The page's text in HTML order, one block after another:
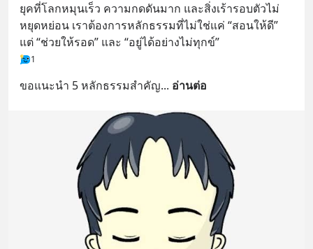
ยุคที่โลกหมุนเร็ว ความกดดันมาก และสิ่งเร้ารอบตัวไม่
หยุดหย่อน เราต้องการหลักธรรมที่ไม่ใช่แค่ “สอนให้ดี”
แต่ “ช่วยให้รอด” และ “อยู่ได้อย่างไม่ทุกข์”
1
ขอแนะนำ 5 หลักธรรมสำคัญ... อ่านต่อ